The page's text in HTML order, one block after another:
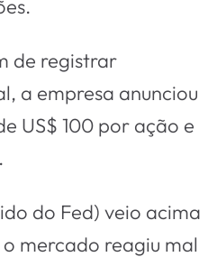
de registrar
a empresa anunciou
US$ 100 por ação e
do Fed) veio acima
mercado reagiu mal